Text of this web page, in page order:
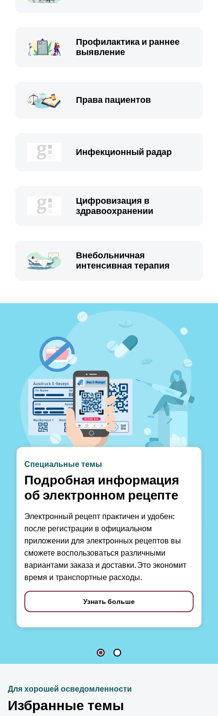
Профилактика и раннее
выявление
Права пациентов
Инфекционный радар
Цифровизация в
здравоохранении
Внебольничная
интенсивная терапия
Специальные темы
Подробная информация
об электронном рецепте
Электронный рецепт практичен и удобен:
после регистрации в официальном
приложении для электронных рецептов вы
сможете воспользоваться различными
вариантами заказа и доставки. Это экономит
время и транспортные расходы.
Узнать больше
Для хорошей осведомленности
Избранные темы